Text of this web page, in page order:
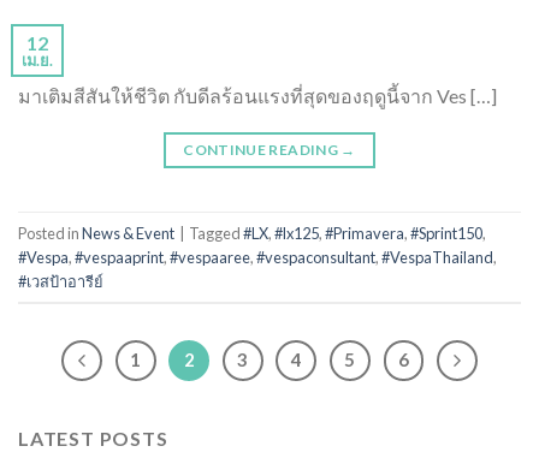
12
เม.ย.
มาเติมสีสันให้ชีวิต กับดีลร้อนแรงที่สุดของฤดูนี้จาก Ves […]
CONTINUE READING →
Posted inNews & Event Tagged#LX,#lx125,#Primavera,#Sprint150,
#Vespa,#vespaaprint,#vespaaree,#vespaconsultant,#VespaThailand,
#เวสป้าอารีย์
1 2 3 4 5 6
LATEST POSTS